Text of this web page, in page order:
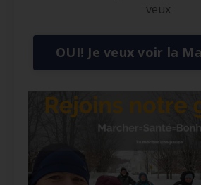
veux
OUI! Je veux voir la